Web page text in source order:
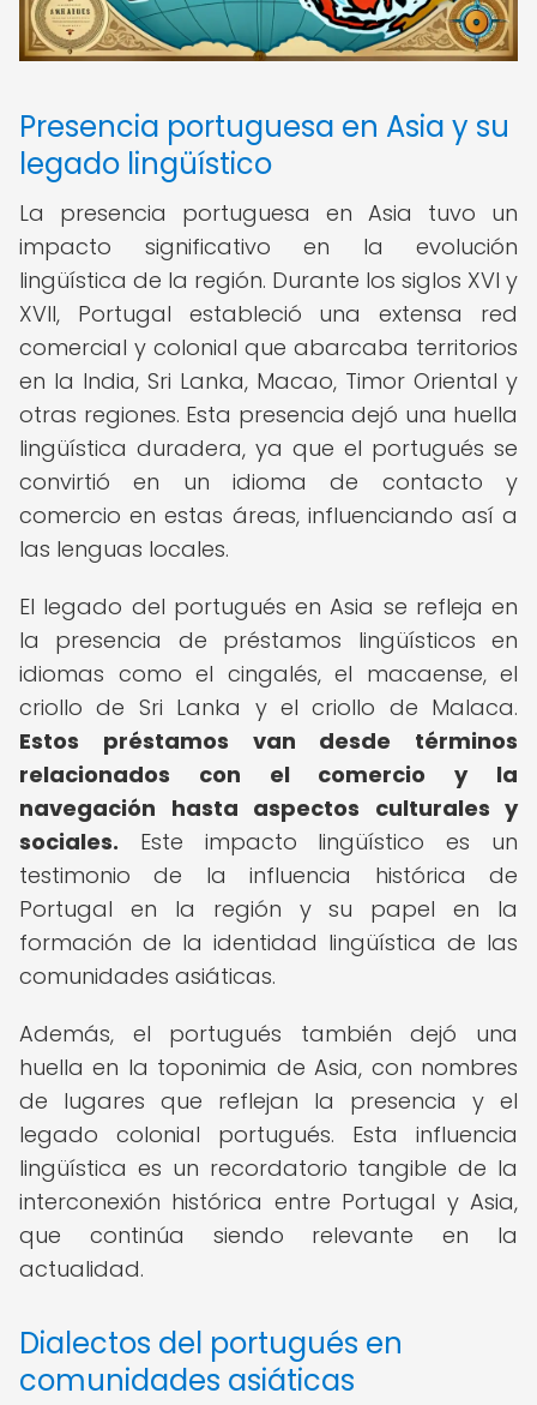
Presencia portuguesa en Asia y su
legado lingüístico
La presencia portuguesa en Asia tuvo un
impacto significativo en la evolución
lingüística de la región. Durante los siglos XVI y
XVII, Portugal estableció una extensa red
comercial y colonial que abarcaba territorios
en la India, Sri Lanka, Macao, Timor Oriental y
otras regiones. Esta presencia dejó una huella
lingüística duradera, ya que el portugués se
convirtió en un idioma de contacto y
comercio en estas áreas, influenciando así a
las lenguas locales.
El legado del portugués en Asia se refleja en
la presencia de préstamos lingüísticos en
idiomas como el cingalés, el macaense, el
criollo de Sri Lanka y el criollo de Malaca.
Estos préstamos van desde términos
relacionados con el comercio y la
navegación hasta aspectos culturales y
sociales. Este impacto lingüístico es un
testimonio de la influencia histórica de
Portugal en la región y su papel en la
formación de la identidad lingüística de las
comunidades asiáticas.
Además, el portugués también dejó una
huella en la toponimia de Asia, con nombres
de lugares que reflejan la presencia y el
legado colonial portugués. Esta influencia
lingüística es un recordatorio tangible de la
interconexión histórica entre Portugal y Asia,
que continúa siendo relevante en la
actualidad.
Dialectos del portugués en
comunidades asiáticas